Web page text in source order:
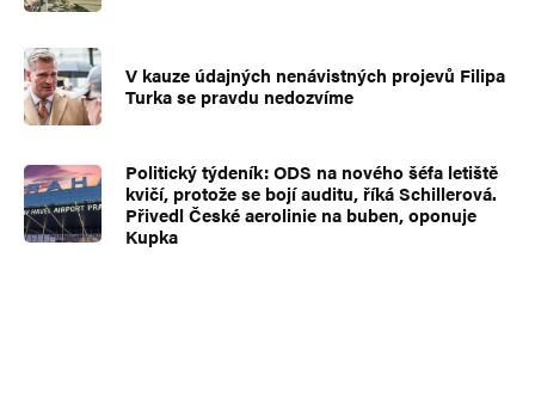
V kauze údajných nenávistných projevů Filipa
Turka se pravdu nedozvíme
Politický týdeník: ODS na nového šéfa letiště
kvičí, protože se bojí auditu, říká Schillerová.
Přivedl České aerolinie na buben, oponuje
Kupka